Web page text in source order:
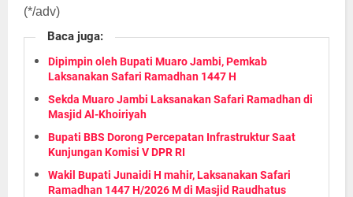
(*/adv)
Baca juga:
Dipimpin oleh Bupati Muaro Jambi, Pemkab
Laksanakan Safari Ramadhan 1447 H
Sekda Muaro Jambi Laksanakan Safari Ramadhan di
Masjid Al-Khoiriyah
Bupati BBS Dorong Percepatan Infrastruktur Saat
Kunjungan Komisi V DPR RI
Wakil Bupati Junaidi H mahir, Laksanakan Safari
Ramadhan 1447 H/2026 M di Masjid Raudhatus